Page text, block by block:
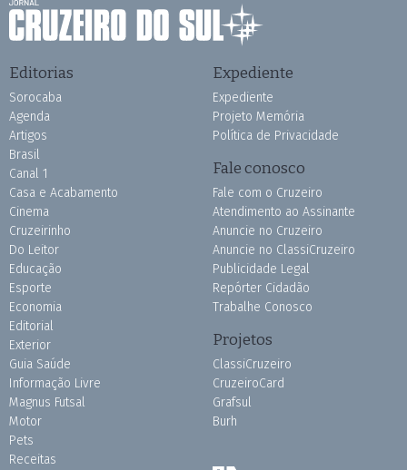
Editorias
Sorocaba
Agenda
Artigos
Brasil
Canal 1
Casa e Acabamento
Cinema
Cruzeirinho
Do Leitor
Educação
Esporte
Economia
Editorial
Exterior
Guia Saúde
Informação Livre
Magnus Futsal
Motor
Pets
Receitas
Expediente
Expediente
Projeto Memória
Política de Privacidade
Fale conosco
Fale com o Cruzeiro
Atendimento ao Assinante
Anuncie no Cruzeiro
Anuncie no ClassiCruzeiro
Publicidade Legal
Repórter Cidadão
Trabalhe Conosco
Projetos
ClassiCruzeiro
CruzeiroCard
Grafsul
Burh